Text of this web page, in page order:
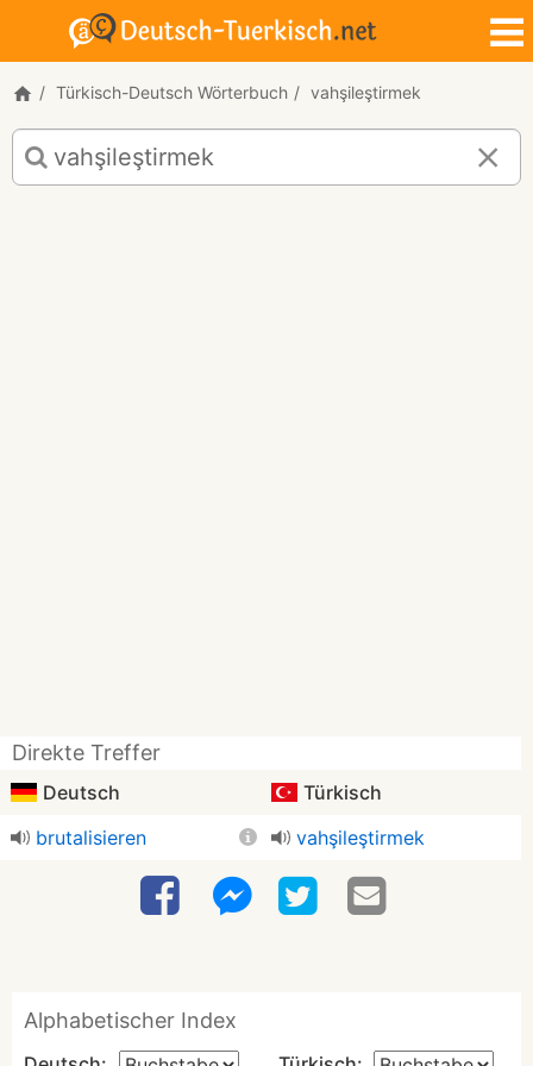
Türkisch-Deutsch Wörterbuch vahşileştirmek
Türkisch-
Deutsch
Übersetzung
Direkte Treffer
Deutsch
Türkisch
brutalisieren
vahşileştirmek
Alphabetischer Index